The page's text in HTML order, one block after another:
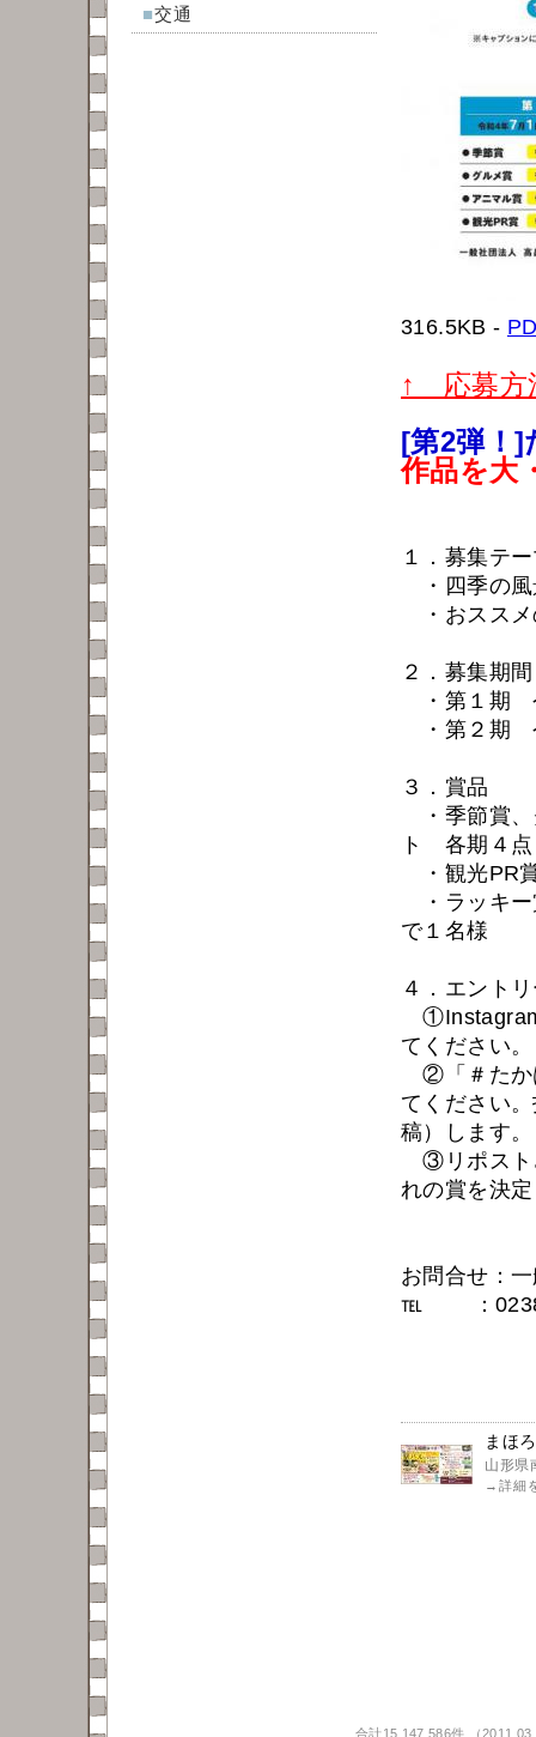
■交通
316.5KB -
↑ 応募方
[第2弾！]
作品を大
１．募集テ
・四季の風
・おススメ
２．募集期間
・第１期
・第２期
３．賞品
・季節賞、
ト 各期４点
・観光PR
・ラッキ
で１名様
４．エント
てください。
②「＃たか
てください
稿）します。
③リポスト
れの賞を決
お問合せ：
℡ ：0238-
まほ
山形県
→ 詳細
合計15,147,586件 （